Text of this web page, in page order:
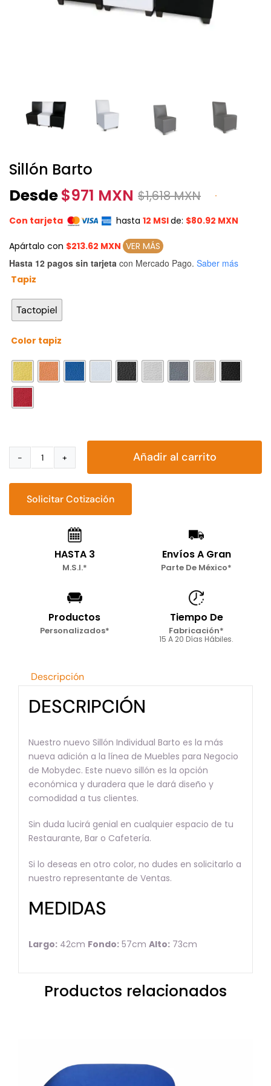
Sillón Barto
Desde$971 MXN $1,618 MXN
Con tarjeta hasta 12 MSIde: $80.92 MXN
Apártalo con $213.62 MXN VER MÁS
Hasta 12 pagos sin tarjeta con Mercado Pago. Saber más
Tapiz
Tactopiel
Color tapiz
Sillón
Barto
cantidad
Añadir al carrito
Solicitar Cotización
HASTA 3
M.S.I.*
Envíos A Gran
Parte De México*
Productos
Personalizados*
Tiempo De
Fabricación*
15 A 20 Días Hábiles.
Descripción
DESCRIPCIÓN
Nuestro nuevo Sillón Individual Barto es la más
nueva adición a la línea de Muebles para Negocio
de Mobydec. Este nuevo sillón es la opción
económica y duradera que le dará diseño y
comodidad a tus clientes.
Sin duda lucirá genial en cualquier espacio de tu
Restaurante, Bar o Cafetería.
Si lo deseas en otro color, no dudes en solicitarlo a
nuestro representante de Ventas.
MEDIDAS
Largo:42cm Fondo:57cm Alto:73cm
Productos relacionados